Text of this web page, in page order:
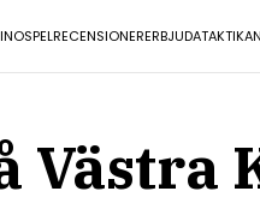
SPELRECENSIONERERBJUDATAKTIK
Västra